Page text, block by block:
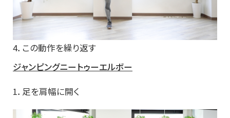
4．この動作を繰り返す
ジャンピングニートゥーエルボー
1．足を肩幅に開く